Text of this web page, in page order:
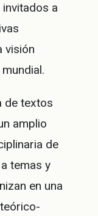
a
visión
de textos
amplio
de
temas y
en una